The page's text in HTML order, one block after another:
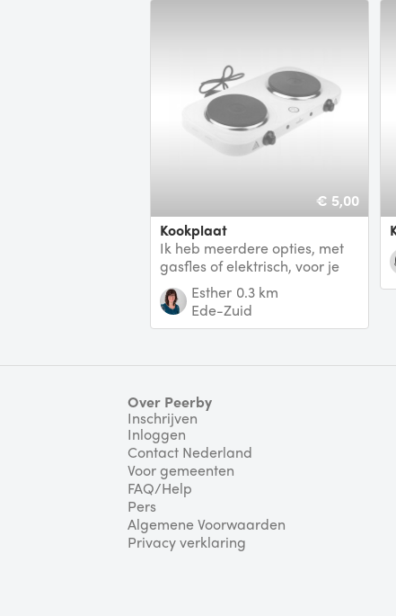
€ 5,00
Kookplaat
Ik heb meerdere opties, met
gasfles of elektrisch, voor je
doe maar een berichtje als je
wil.
Esther 0.3 km
Ede-Zuid
Over Peerby
Inschrijven
Inloggen
Contact Nederland
Voor gemeenten
FAQ/Help
Pers
Algemene Voorwaarden
Privacy verklaring